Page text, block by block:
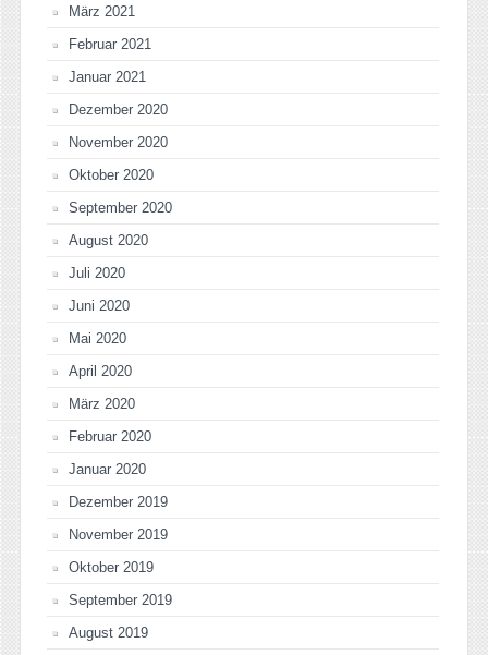
März 2021
Februar 2021
Januar 2021
Dezember 2020
November 2020
Oktober 2020
September 2020
August 2020
Juli 2020
Juni 2020
Mai 2020
April 2020
März 2020
Februar 2020
Januar 2020
Dezember 2019
November 2019
Oktober 2019
September 2019
August 2019